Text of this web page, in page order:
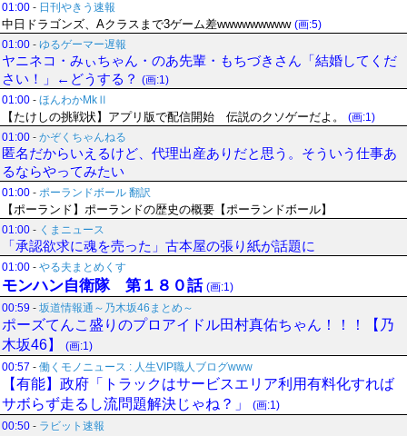
01:00 - 日刊やきう速報
中日ドラゴンズ、Aクラスまで3ゲーム差wwwwwwwww (画:5)
01:00 - ゆるゲーマー遅報
ヤニネコ・みぃちゃん・のあ先輩・もちづきさん「結婚してくだ
さい！」←どうする？ (画:1)
01:00 - ほんわかMkⅡ
【たけしの挑戦状】アプリ版で配信開始 伝説のクソゲーだよ。
(画:1)
01:00 - かぞくちゃんねる
匿名だからいえるけど、代理出産ありだと思う。そういう仕事あ
るならやってみたい
01:00 - ポーランドボール 翻訳
【ポーランド】ポーランドの歴史の概要【ポーランドボール】
01:00 - くまニュース
「承認欲求に魂を売った」古本屋の張り紙が話題に
01:00 - やる夫まとめくす
モンハン自衛隊 第１８０話 (画:1)
00:59 - 坂道情報通～乃木坂46まとめ～
ポーズてんこ盛りのプロアイドル田村真佑ちゃん！！！【乃
木坂46】
(画:1)
00:57 - 働くモノニュース : 人生VIP職人ブログwww
【有能】政府「トラックはサービスエリア利用有料化すれば
サボらず走るし流問題解決じゃね？」
(画:1)
00:50 - ラビット速報